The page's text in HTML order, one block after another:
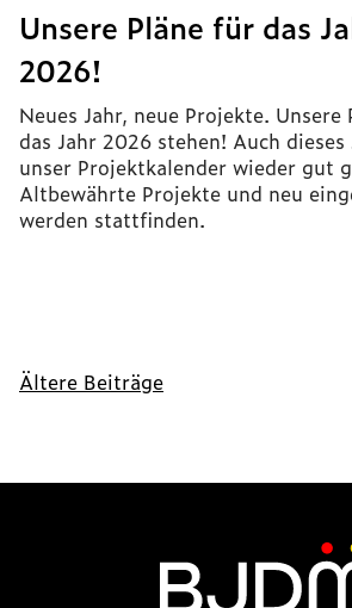
Unsere Pläne für das
2026!
Neues Jahr, neue Projekte. Unsere
das Jahr 2026 stehen! Auch
unser Projektkalender wieder gut
Altbewährte Projekte und neu
werden stattfinden.
Beitragsnavigation
Ältere Beiträge